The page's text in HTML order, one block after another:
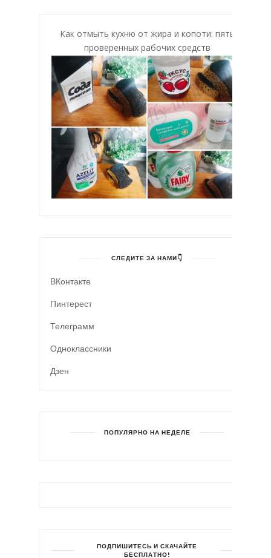
Как отмыть кухню от жира и копоти: пять
проверенных рабочих средств
СЛЕДИТЕ ЗА НАМИ👇
ВКонтакте
Пинтерест
Телеграмм
Одноклассники
Дзен
ПОПУЛЯРНО НА НЕДЕЛЕ
ПОДПИШИТЕСЬ И СКАЧАЙТЕ
БЕСПЛАТНО!